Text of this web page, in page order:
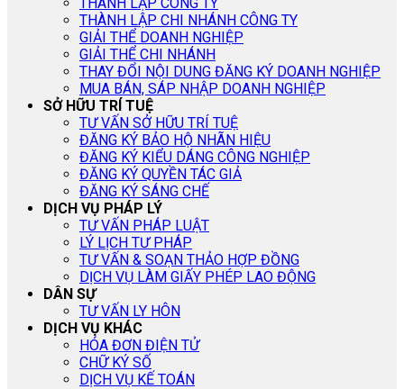
THÀNH LẬP CHI NHÁNH CÔNG TY
GIẢI THỂ DOANH NGHIỆP
GIẢI THỂ CHI NHÁNH
THAY ĐỔI NỘI DUNG ĐĂNG KÝ DOANH NGHIỆP
MUA BÁN, SÁP NHẬP DOANH NGHIỆP
SỞ HỮU TRÍ TUỆ
TƯ VẤN SỞ HỮU TRÍ TUỆ
ĐĂNG KÝ BẢO HỘ NHÃN HIỆU
ĐĂNG KÝ KIỂU DÁNG CÔNG NGHIỆP
ĐĂNG KÝ QUYỀN TÁC GIẢ
ĐĂNG KÝ SÁNG CHẾ
DỊCH VỤ PHÁP LÝ
TƯ VẤN PHÁP LUẬT
LÝ LỊCH TƯ PHÁP
TƯ VẤN & SOẠN THẢO HỢP ĐỒNG
DỊCH VỤ LÀM GIẤY PHÉP LAO ĐỘNG
DÂN SỰ
TƯ VẤN LY HÔN
DỊCH VỤ KHÁC
HÓA ĐƠN ĐIỆN TỬ
CHỮ KÝ SỐ
DỊCH VỤ KẾ TOÁN